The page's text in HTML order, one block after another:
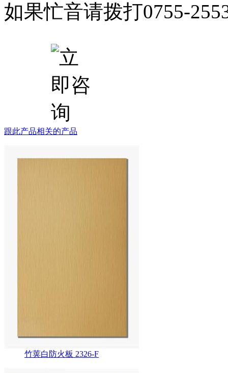
如果忙音请拨打0755-
跟此产品相关的产品
竹荚白防火板 2326-F